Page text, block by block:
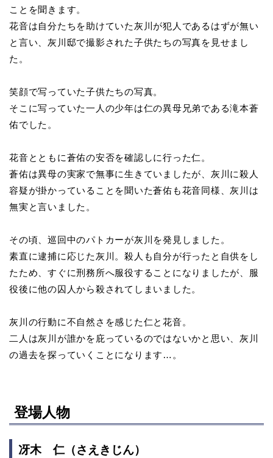
ことを聞きます。
花音は自分たちを助けていた灰川が犯人であるはずが無い
と言い、灰川邸で撮影された子供たちの写真を見せまし
た。
笑顔で写っていた子供たちの写真。
そこに写っていた一人の少年は仁の異母兄弟である滝本蒼
佑でした。
花音とともに蒼佑の安否を確認しに行った仁。
蒼佑は異母の実家で無事に生きていましたが、灰川に殺人
容疑が掛かっていることを聞いた蒼佑も花音同様、灰川は
無実と言いました。
その頃、巡回中のパトカーが灰川を発見しました。
素直に逮捕に応じた灰川。殺人も自分が行ったと自供をし
たため、すぐに刑務所へ服役することになりましたが、服
役後に他の囚人から殺されてしまいました。
灰川の行動に不自然さを感じた仁と花音。
二人は灰川が誰かを庇っているのではないかと思い、灰川
の過去を探っていくことになります…。
登場人物
冴木 仁（さえきじん）